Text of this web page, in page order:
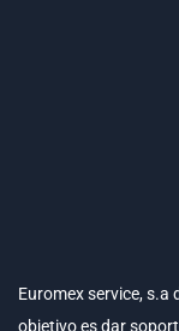
Euromex service, s.a
objetivo es dar